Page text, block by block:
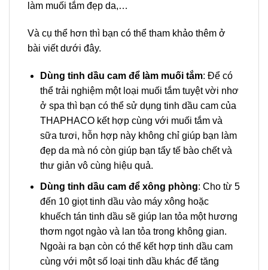
làm muối tắm đẹp da,…
Và cụ thể hơn thì bạn có thể tham khảo thêm ở
bài viết dưới đây.
Dùng tinh dầu cam để làm muối tắm: Để có
thể trải nghiệm một loại muối tắm tuyệt vời nhơ
ở spa thì bạn có thể sử dụng tinh dầu cam của
THAPHACO kết hợp cùng với muối tắm và
sữa tươi, hỗn hợp này không chỉ giúp bạn làm
đẹp da mà nó còn giúp bạn tẩy tế bào chết và
thư giản vô cùng hiệu quả.
Dùng tinh dầu cam để xông phòng: Cho từ 5
đến 10 giọt tinh dầu vào máy xông hoặc
khuếch tán tinh dầu sẽ giúp lan tỏa một hương
thơm ngọt ngào và lan tỏa trong không gian.
Ngoài ra bạn còn có thể kết hợp tinh dầu cam
cùng với một số loại tinh dầu khác để tăng